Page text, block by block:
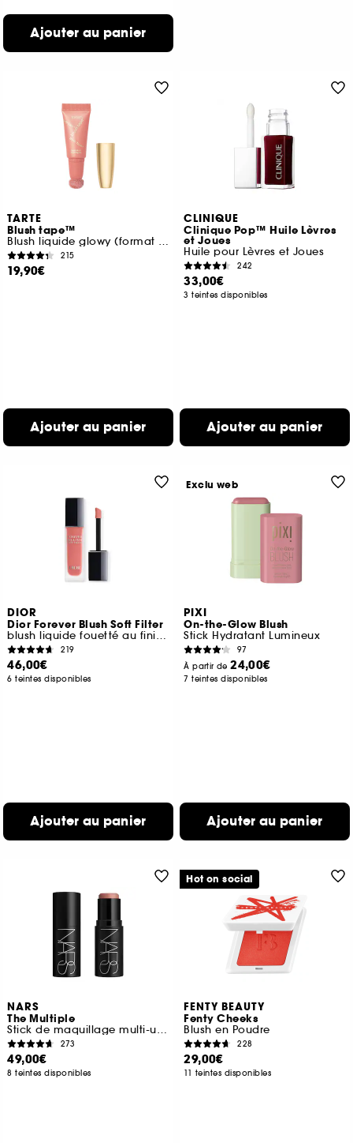
Ajouter au panier
TARTE
Blush tape™
Blush liquide glowy (format voyage)
215
19,90€
Ajouter au panier
CLINIQUE
Clinique Pop™ Huile Lèvres
et Joues
Huile pour Lèvres et Joues
242
33,00€
3 teintes disponibles
Ajouter au panier
DIOR
Dior Forever Blush Soft Filter
blush liquide fouetté au fini mat lumineux
219
46,00€
6 teintes disponibles
Ajouter au panier
PIXI
On-the-Glow Blush
Stick Hydratant Lumineux
97
À partir de24,00€
7 teintes disponibles
Ajouter au panier
Exclu web
NARS
The Multiple
Stick de maquillage multi-usage
273
49,00€
8 teintes disponibles
FENTY BEAUTY
Fenty Cheeks
Blush en Poudre
228
29,00€
11 teintes disponibles
Hot on social